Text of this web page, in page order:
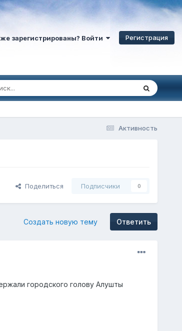
зарегистрированы? Войти Регистрация
Активность
Поделиться Подписчики 0
Ответить
Создать новую тему
городского голову Алушты